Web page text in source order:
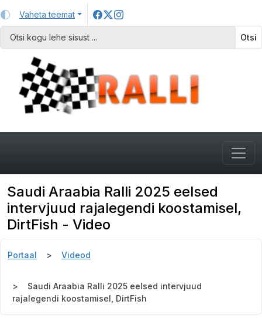
Vaheta teemat
Otsi
Saudi Araabia Ralli 2025 eelsed
intervjuud rajalegendi koostamisel,
DirtFish - Video
Portaal Videod
Saudi Araabia Ralli 2025 eelsed intervjuud
rajalegendi koostamisel, DirtFish